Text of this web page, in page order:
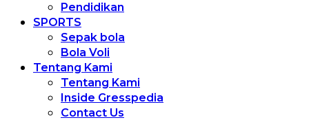
Pendidikan
SPORTS
Sepak bola
Bola Voli
Tentang Kami
Tentang Kami
Inside Gresspedia
Contact Us